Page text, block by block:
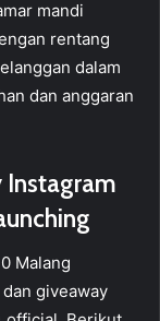
mandi
rentang
dalam
dan anggaran
Instagram
Malang
giveaway